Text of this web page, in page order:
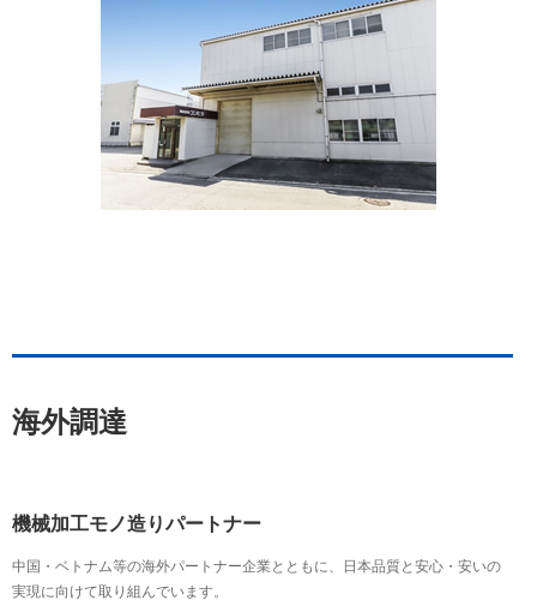
海外調達
機械加工モノ造りパートナー
中国・ベトナム等の海外パートナー企業とともに、日本品質と安心・安いの
実現に向けて取り組んでいます。